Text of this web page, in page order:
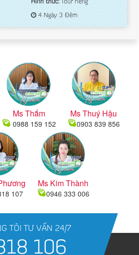
Hình thức:Tour riêng
4 Ngày 3 Đêm
Ms Thắm
0988 159 152
Ms Thuý Hậu
0903 839 856
107
Ms Kim Thành
0946 333 006
TÔI TƯ VẤN 24/7
106